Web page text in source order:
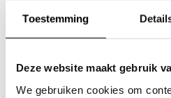
Toestemming
Deze website maakt gebruik
We gebruiken cookies om